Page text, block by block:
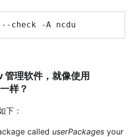
--check -A
理软件，就像使用
样？
下：
called userPackages your